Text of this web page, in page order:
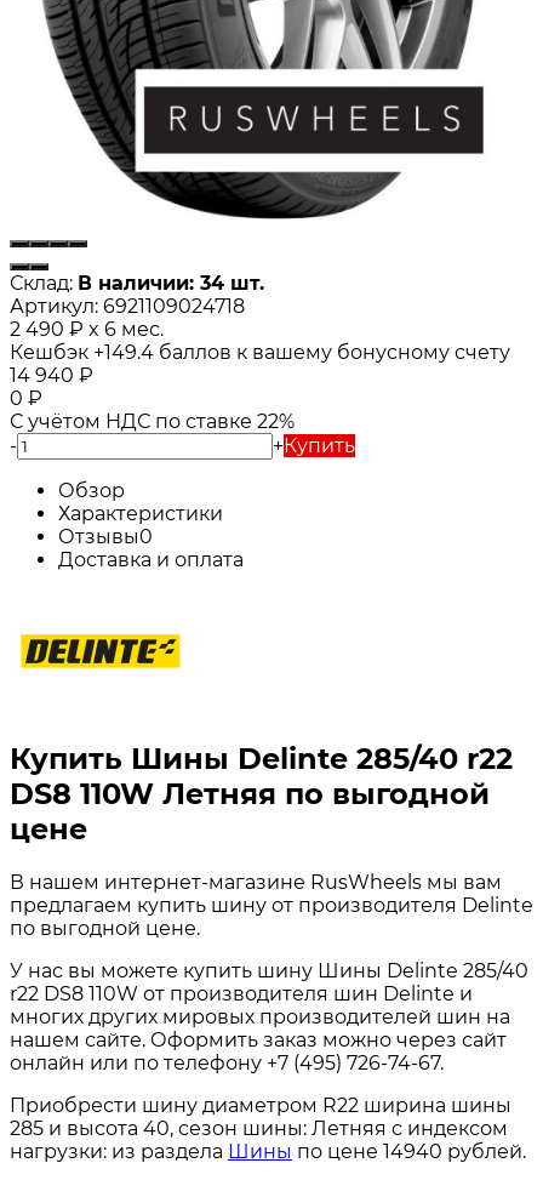
Склад: В наличии: 34 шт.
Артикул: 6921109024718
2 490 ₽ x 6 мес.
Кешбэк +149.4 баллов к вашему бонусному счету
14 940 ₽
0 ₽
С учётом НДС по ставке 22%
-
+Купить
Обзор
Характеристики
Отзывы0
Доставка и оплата
Купить Шины Delinte 285/40 r22
DS8 110W Летняя по выгодной
цене
В нашем интернет-магазине RusWheels мы вам
предлагаем купить шину от производителя Delinte
по выгодной цене.
У нас вы можете купить шину Шины Delinte 285/40
r22 DS8 110W от производителя шин Delinte и
многих других мировых производителей шин на
нашем сайте. Оформить заказ можно через сайт
онлайн или по телефону +7 (495) 726-74-67.
Приобрести шину диаметром R22 ширина шины
285 и высота 40, сезон шины: Летняя с индексом
нагрузки: из раздела Шины по цене 14940 рублей.